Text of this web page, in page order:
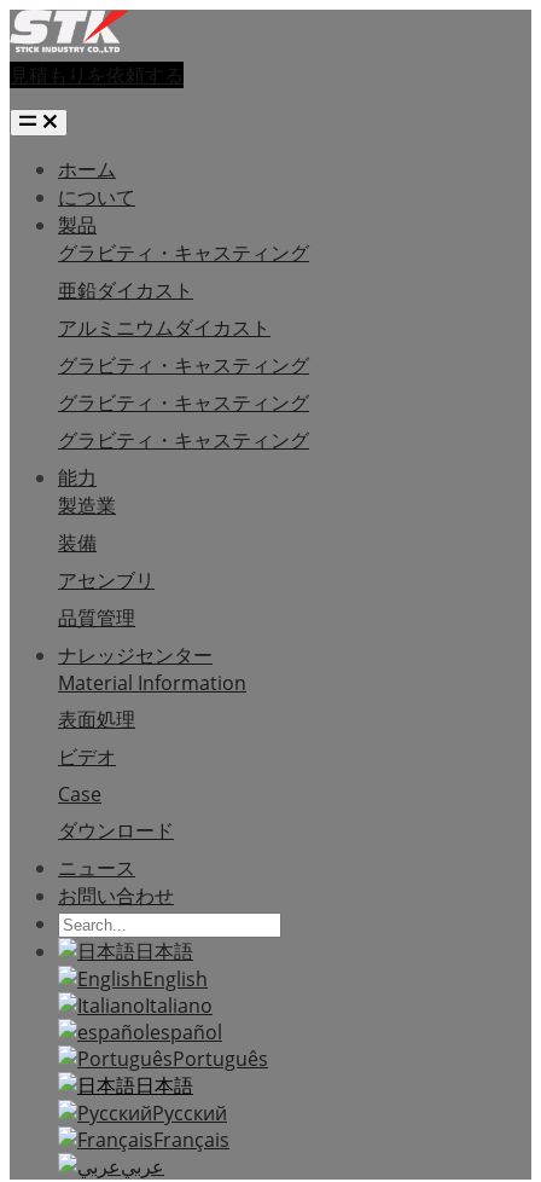
見積もりを依頼する
ホーム
について
製品
グラビティ・キャスティング
亜鉛ダイカスト
アルミニウムダイカスト
グラビティ・キャスティング
グラビティ・キャスティング
グラビティ・キャスティング
能力
製造業
装備
アセンブリ
品質管理
ナレッジセンター
Material Information
表面処理
ビデオ
Case
ダウンロード
ニュース
お問い合わせ
日本語
English
Italiano
español
Português
日本語
Русский
Français
عربي